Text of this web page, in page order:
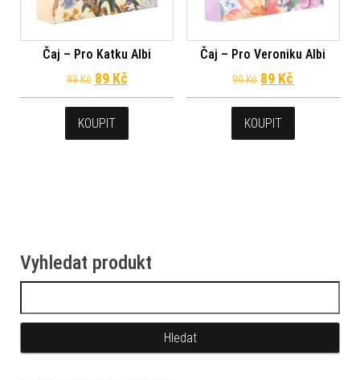
Čaj – Pro Katku Albi
99Kč Původní cena byla: 99 Kč.
89 KčAktuální cena je: 89 Kč.
KOUPIT
Čaj – Pro Veroniku Albi
99Kč Původní cena
89 Kč
KOUPIT
Vyhledat produkt